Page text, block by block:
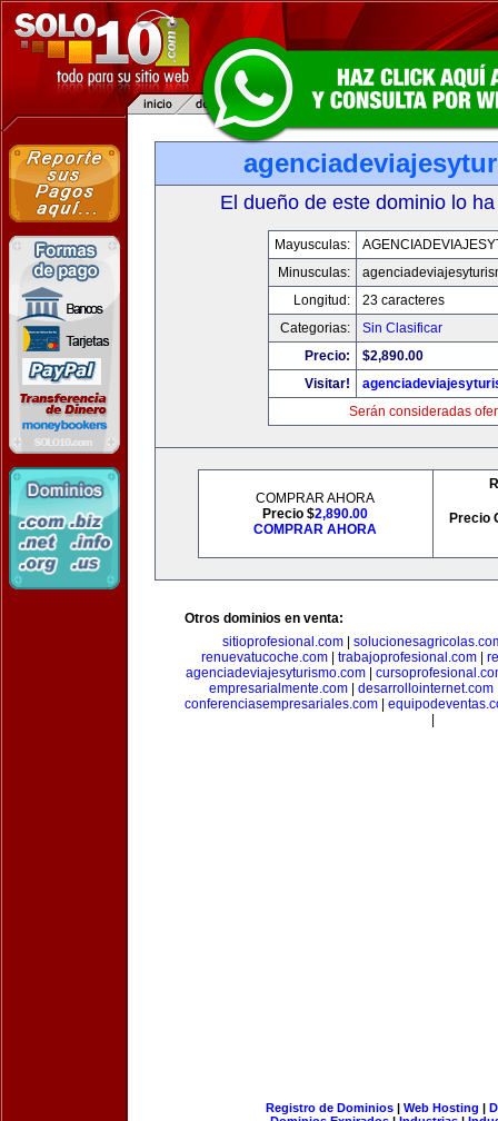
El dueño de este dominio lo
Mayusculas:
Minusculas:
Longitud:
23 caracteres
Categorias:
Sin Clasificar
Precio:
$2,890.00
Visitar!
Serán consideradas
COMPRAR AHORA
Precio $2,890.00
COMPRAR AHORA
Precio
Otros dominios en venta:
sitioprofesional.com
renuevatucoche.com
trabajoprofesional.com
agenciadeviajesyturismo.com
empresarialmente.com
desarrollointernet.com
conferenciasempresariales.com
Registro de Dominios| Web Hosting |